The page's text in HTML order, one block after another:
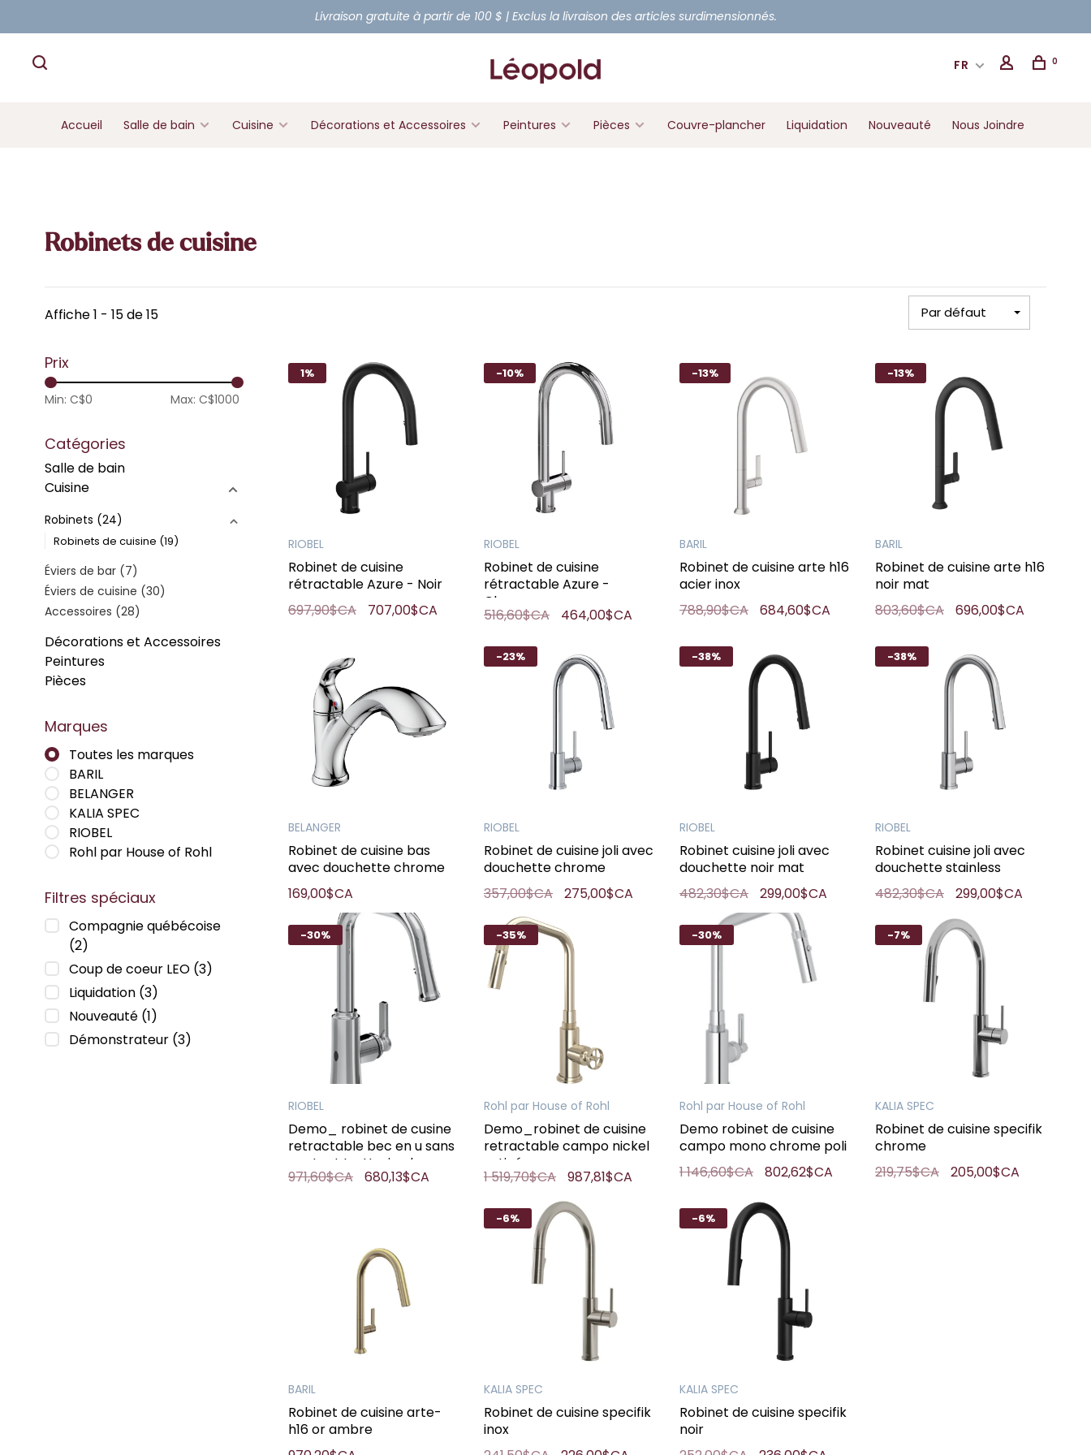
Livraison gratuite à partir de 100 $ | Exclus la livraison des articles surdimensionnés.
FR 0
Accueil Salle de bain Cuisine Décorations et Accessoires Peintures Pièces Couvre-plancher Liquidation Nouveauté Nous Joindre
Robinets de cuisine
Affiche 1 - 15 de 15 Par défaut
Prix
Min: C$0 Max: C$1000
Catégories
Salle de bain
Cuisine
Robinets (24)
Robinets de cuisine (19)
Éviers de bar (7)
Éviers de cuisine (30)
Accessoires (28)
Décorations et Accessoires
Peintures
Pièces
Marques
Toutes les marques
BARIL
BELANGER
KALIA SPEC
RIOBEL
Rohl par House of Rohl
Filtres spéciaux
Compagnie québécoise
(2)
Coup de coeur LEO (3)
Liquidation (3)
Nouveauté (1)
Démonstrateur (3)
1%
RIOBEL
Robinet de cuisine
rétractable Azure - Noir
697,90$CA
707,00$CA
-10%
RIOBEL
Robinet de cuisine
rétractable Azure -
Chrome
516,60$CA 464,00$CA
-13%
BARIL
Robinet de cuisine arte h16
acier inox
788,90$CA
684,60$CA
-13%
BARIL
Robinet de cuisine arte h16
noir mat
803,60$CA
696,00$CA
BELANGER
Robinet de cuisine bas
avec douchette chrome
169,00$CA
-23%
RIOBEL
Robinet de cuisine joli avec
douchette chrome
357,00$CA
275,00$CA
-38%
RIOBEL
Robinet cuisine joli avec
douchette noir mat
482,30$CA
299,00$CA
-38%
RIOBEL
Robinet cuisine joli avec
douchette stainless
482,30$CA
299,00$CA
-30%
RIOBEL
Demo_ robinet de cusine
retractable bec en u sans
contact trattoria chrome
971,60$CA 680,13$CA
-35%
Rohl par House of Rohl
Demo_robinet de cuisine
retractable campo nickel
satinée
1 519,70$CA 987,81$CA
-30%
Rohl par House of Rohl
Demo robinet de cuisine
campo mono chrome poli
1 146,60$CA
802,62$CA
-7%
KALIA SPEC
Robinet de cuisine specifik
chrome
219,75$CA
205,00$CA
BARIL
Robinet de cuisine arte-
h16 or ambre
-6%
KALIA SPEC
Robinet de cuisine specifik
inox
-6%
KALIA SPEC
Robinet de cuisine specifik
noir